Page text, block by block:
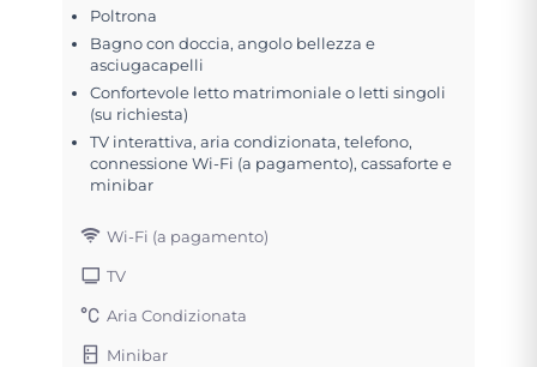
Poltrona
Bagno con doccia, angolo bellezza e
asciugacapelli
Confortevole letto matrimoniale o letti singoli
(su richiesta)
TV interattiva, aria condizionata, telefono,
connessione Wi-Fi (a pagamento), cassaforte e
minibar
Wi-Fi (a pagamento)
TV
Aria Condizionata
Minibar